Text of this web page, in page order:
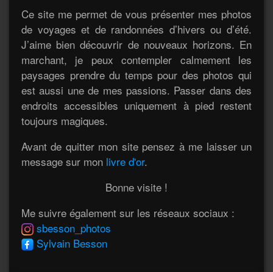
Ce site me permet de vous présenter mes photos
de voyages et de randonnées d’hivers ou d’été.
J’aime bien découvrir de nouveaux horizons. En
marchant, je peux contempler calmement les
paysages prendre du temps pour des photos qui
est aussi une de mes passions. Passer dans des
endroits accessibles uniquement à pied restent
toujours magiques.
Avant de quitter mon site pensez à me laisser un
message sur mon livre d'or.
Bonne visite !
Me suivre également sur les réseaux sociaux :
sbesson_photos
Sylvain Besson